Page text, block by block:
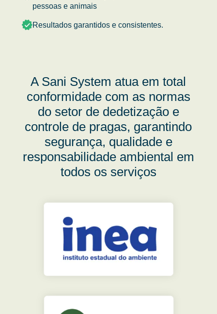
pessoas e animais
Resultados garantidos e consistentes.
A Sani System atua em total
conformidade com as normas
do setor de dedetização e
controle de pragas, garantindo
segurança, qualidade e
responsabilidade ambiental em
todos os serviços